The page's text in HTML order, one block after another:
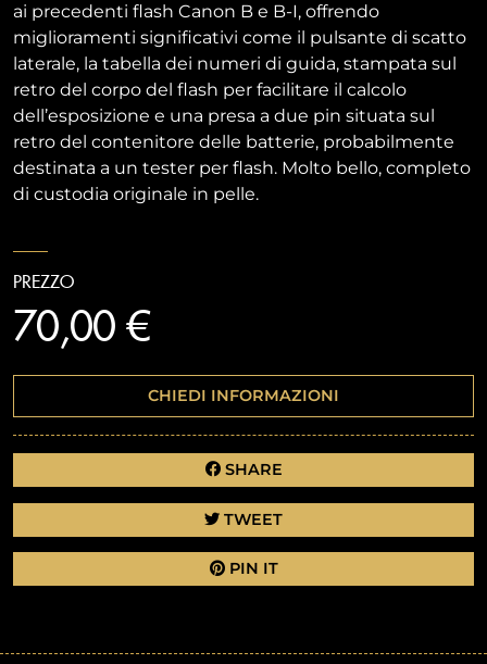
ai precedenti flash Canon B e B-I, offrendo
miglioramenti significativi come il pulsante di scatto
laterale, la tabella dei numeri di guida, stampata sul
retro del corpo del flash per facilitare il calcolo
dell’esposizione e una presa a due pin situata sul
retro del contenitore delle batterie, probabilmente
destinata a un tester per flash. Molto bello, completo
di custodia originale in pelle.
PREZZO
70,00 €
CHIEDI INFORMAZIONI
SHARE
TWEET
PIN IT